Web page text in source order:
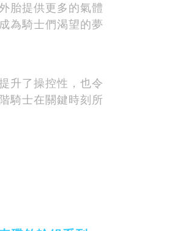
胎提供更多的氣體
為騎士們渴望的夢
升了操控性，也令
騎士在關鍵時刻所